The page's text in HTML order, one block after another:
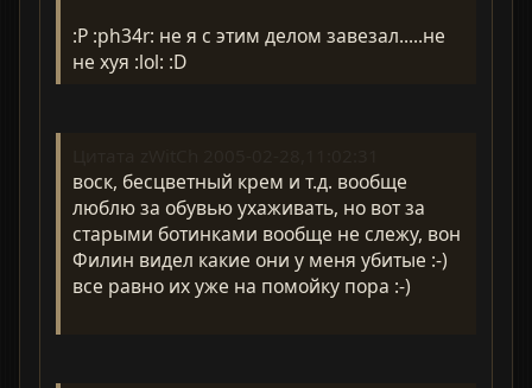
:P :ph34r: не я с этим делом завезал.....не
не хуя :lol: :D
воск, бесцветный крем и т.д. вообще
люблю за обувью ухаживать, но вот за
старыми ботинками вообще не слежу, вон
Филин видел какие они у меня убитые :-)
все равно их уже на помойку пора :-)